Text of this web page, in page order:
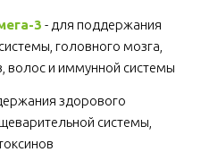
3 - для поддержания
головного мозга,
волос и иммунной системы
здорового
системы,